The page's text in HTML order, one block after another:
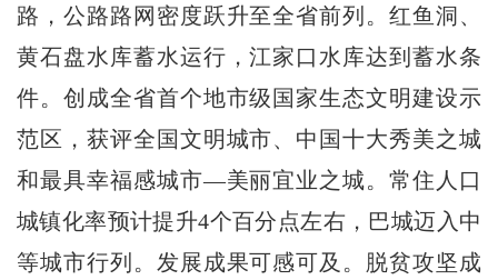
路，公路路网密度跃升至全省前列。红鱼洞、
黄石盘水库蓄水运行，江家口水库达到蓄水条
件。创成全省首个地市级国家生态文明建设示
范区，获评全国文明城市、中国十大秀美之城
和最具幸福感城市—美丽宜业之城。常住人口
城镇化率预计提升4个百分点左右，巴城迈入中
等城市行列。发展成果可感可及。脱贫攻坚成